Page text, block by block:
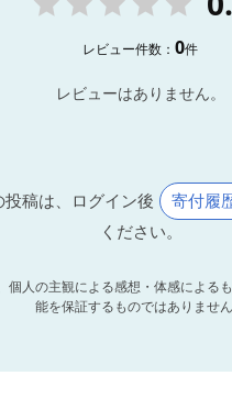
レビュー件数：0件
レビューはありません。
投稿は、ログイン後 寄付履
ください。
個人の主観による感想・体感による
能を保証するものではありません